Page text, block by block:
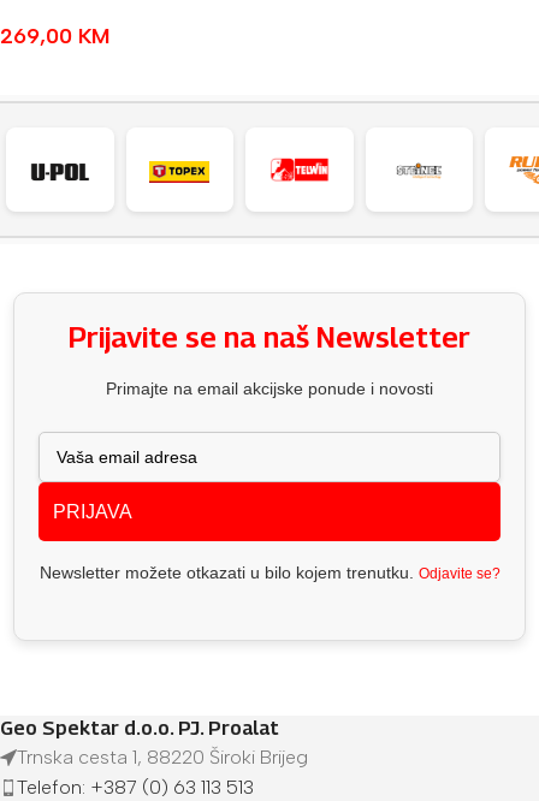
269,00 KM
Prijavite se na naš Newsletter
Primajte na email akcijske ponude i novosti
PRIJAVA
Newsletter možete otkazati u bilo kojem trenutku. Odjavite se?
Geo Spektar d.o.o. PJ. Proalat
Trnska cesta 1, 88220 Široki Brijeg
Telefon: +387 (0) 63 113 513